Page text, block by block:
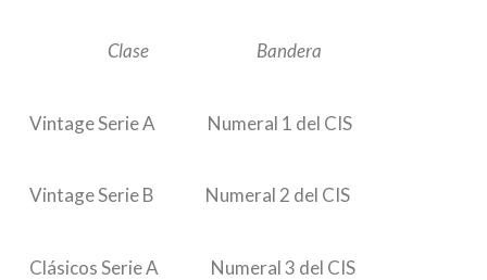
Clase Bandera
Vintage Serie A Numeral 1 del CIS
Vintage Serie B Numeral 2 del CIS
Clásicos Serie A Numeral 3 del CIS